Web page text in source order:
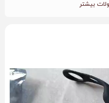
بیشتر